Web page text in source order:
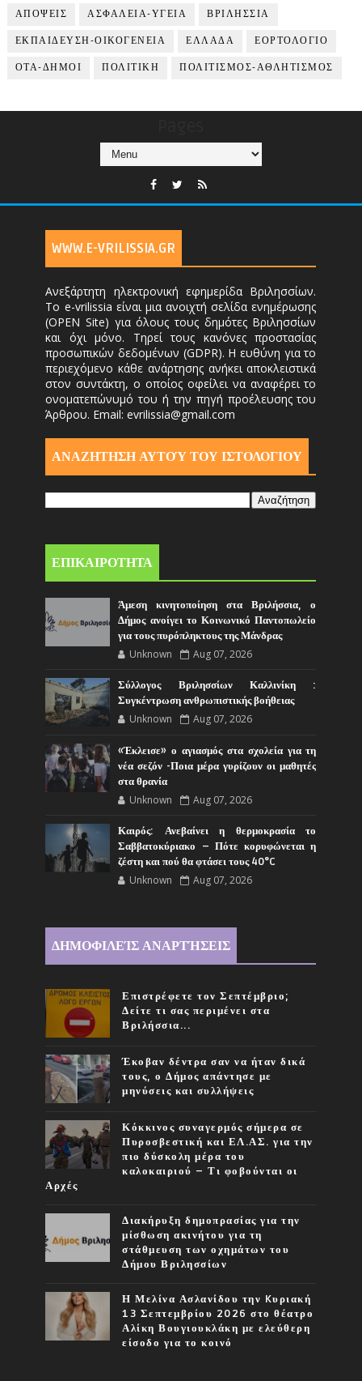
ΑΠΟΨΕΙΣ ΑΣΦΑΛΕΙΑ-ΥΓΕΙΑ ΒΡΙΛΗΣΣΙΑ
ΕΚΠΑΙΔΕΥΣΗ-ΟΙΚΟΓΕΝΕΙΑ ΕΛΛΑΔΑ ΕΟΡΤΟΛΟΓΙΟ
ΟΤΑ-ΔΗΜΟΙ ΠΟΛΙΤΙΚΗ ΠΟΛΙΤΙΣΜΟΣ-ΑΘΛΗΤΙΣΜΟΣ
WWW.E-VRILISSIA.GR
Ανεξάρτητη ηλεκτρονική εφημερίδα Βριλησσίων.
Το e-vrilissia είναι μια ανοιχτή σελίδα ενημέρωσης
(OPEN Site) για όλους τους δημότες Βριλησσίων
και όχι μόνο. Τηρεί τους κανόνες προστασίας
προσωπικών δεδομένων (GDPR). Η ευθύνη για το
περιεχόμενο κάθε ανάρτησης ανήκει αποκλειστικά
στον συντάκτη, ο οποίος οφείλει να αναφέρει το
ονοματεπώνυμό του ή την πηγή προέλευσης του
Άρθρου. Email: evrilissia@gmail.com
ΑΝΑΖΗΤΗΣΗ ΑΥΤΟΎ ΤΟΥ ΙΣΤΟΛΟΓΙΟΥ
ΕΠΙΚΑΙΡΟΤΗΤΑ
Άμεση κινητοποίηση στα Βριλήσσια, ο
Δήμος ανοίγει το Κοινωνικό Παντοπωλείο
για τους πυρόπληκτους της Μάνδρας
Unknown Aug 07, 2026
Σύλλογος Βριλησσίων Καλλινίκη :
Συγκέντρωση ανθρωπιστικής βοήθειας
Unknown Aug 07, 2026
«Έκλεισε» ο αγιασμός στα σχολεία για τη
νέα σεζόν -Ποια μέρα γυρίζουν οι μαθητές
στα θρανία
Unknown Aug 07, 2026
Καιρός: Ανεβαίνει η θερμοκρασία το
Σαββατοκύριακο – Πότε κορυφώνεται η
ζέστη και πού θα φτάσει τους 40°C
Unknown Aug 07, 2026
ΔΗΜΟΦΙΛΕΊΣ ΑΝΑΡΤΉΣΕΙΣ
Επιστρέφετε τον Σεπτέμβριο;
Δείτε τι σας περιμένει στα
Βριλήσσια...
Έκοβαν δέντρα σαν να ήταν δικά
τους, ο Δήμος απάντησε με
μηνύσεις και συλλήψεις
Κόκκινος συναγερμός σήμερα σε
Πυροσβεστική και ΕΛ.ΑΣ. για την
πιο δύσκολη μέρα του
καλοκαιριού – Τι φοβούνται οι
Αρχές
Διακήρυξη δημοπρασίας για την
μίσθωση ακινήτου για τη
στάθμευση των οχημάτων του
Δήμου Βριλησσίων
Η Μελίνα Ασλανίδου την Kυριακή
13 Σεπτεμβρίου 2026 στο θέατρο
Αλίκη Βουγιουκλάκη με ελεύθερη
είσοδο για το κοινό